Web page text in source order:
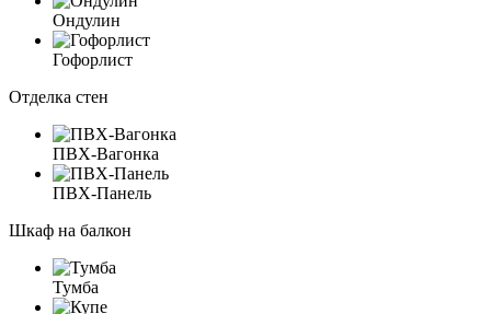
Ондулин
Гофорлист
Отделка стен
ПВХ-Вагонка
ПВХ-Панель
Шкаф на балкон
Тумба